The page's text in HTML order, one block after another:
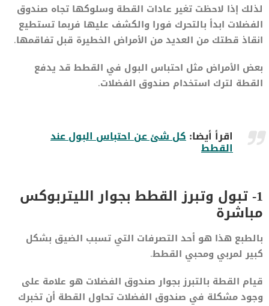
لذلك إذا لاحظت تغير عادات القطة وسلوكها تجاه صندوق
الفضلات ابدأ بالتحرك فورا والكشف عليها فربما تستطيع
انقاذ قطتك من العديد من الأمراض الخطيرة قبل تفاقمها.
بعض الأمراض مثل احتباس البول في القطط قد يدفع
القطة لترك استخدام صندوق الفضلات.
اقرأ أيضا:كل شئ عن احتباس البول عند
القطط
1- تبول وتبرز القطط بجوار الليتربوكس
مباشرة
بالطبع هذا هو أحد التصرفات التي تسبب الضيق بشكل
كبير لمربي ومحبي القطط.
قيام القطة بالتبرز بجوار صندوق الفضلات هو علامة على
وجود مشكلة في صندوق الفضلات تحاول القطة أن تخبرك